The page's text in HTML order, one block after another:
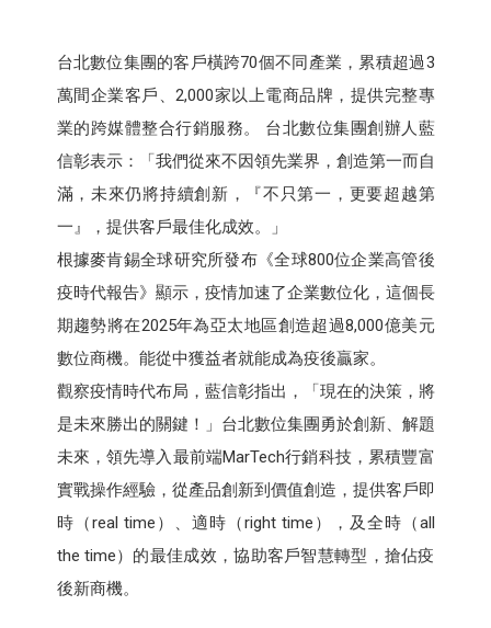
台北數位集團的客戶橫跨70個不同產業，累積超過3
萬間企業客戶、2,000家以上電商品牌，提供完整專
業的跨媒體整合行銷服務。 台北數位集團創辦人藍
信彰表示：「我們從來不因領先業界，創造第一而自
滿，未來仍將持續創新，『不只第一，更要超越第
一』，提供客戶最佳化成效。」
根據麥肯錫全球研究所發布《全球800位企業高管後
疫時代報告》顯示，疫情加速了企業數位化，這個長
期趨勢將在2025年為亞太地區創造超過8,000億美元
數位商機。能從中獲益者就能成為疫後贏家。
觀察疫情時代布局，藍信彰指出，「現在的決策，將
是未來勝出的關鍵！」台北數位集團勇於創新、解題
未來，領先導入最前端MarTech行銷科技，累積豐富
實戰操作經驗，從產品創新到價值創造，提供客戶即
時（real time）、適時（right time），及全時（all
the time）的最佳成效，協助客戶智慧轉型，搶佔疫
後新商機。